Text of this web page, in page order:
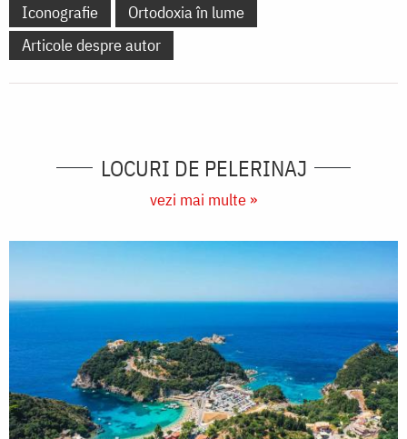
Iconografie
Ortodoxia în lume
Articole despre autor
LOCURI DE PELERINAJ
vezi mai multe »